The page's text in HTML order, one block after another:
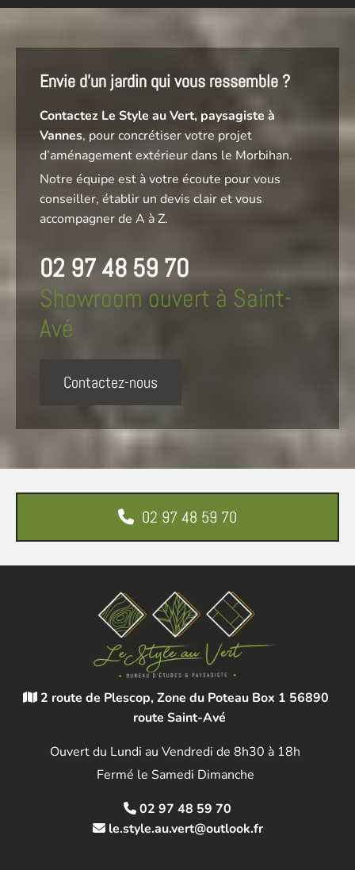
Envie d’un jardin qui vous ressemble ?
Contactez Le Style au Vert, paysagiste à
Vannes, pour concrétiser votre projet
d’aménagement extérieur dans le Morbihan.
Notre équipe est à votre écoute pour vous
conseiller, établir un devis clair et vous
accompagner de A à Z.
02 97 48 59 70
Showroom ouvert à Saint-
Avé
Contactez-nous
02 97 48 59 70
 2 route de Plescop, Zone du Poteau Box 1 56890
route Saint-Avé
Ouvert du Lundi au Vendredi de 8h30 à 18h
Fermé le Samedi Dimanche
 02 97 48 59 70
 le.style.au.vert@outlook.fr